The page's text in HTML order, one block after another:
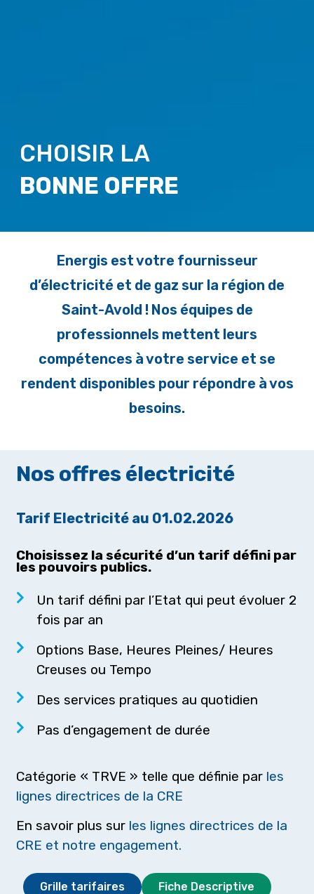
CHOISIR LA
BONNE OFFRE
Energis est votre fournisseur
d’électricité et de gaz sur la région de
Saint-Avold ! Nos équipes de
professionnels mettent leurs
compétences à votre service et se
rendent disponibles pour répondre à vos
besoins.
Nos offres électricité
Tarif Electricité au 01.02.2026
Choisissez la sécurité d’un tarif défini par
les pouvoirs publics.
Un tarif défini par l’Etat qui peut évoluer 2
fois par an
Options Base, Heures Pleines/ Heures
Creuses ou Tempo
Des services pratiques au quotidien
Pas d’engagement de durée
Catégorie « TRVE » telle que définie par les
lignes directrices de la CRE
En savoir plus sur les lignes directrices de la
CRE et notre engagement.
Grille tarifaires Fiche Descriptive